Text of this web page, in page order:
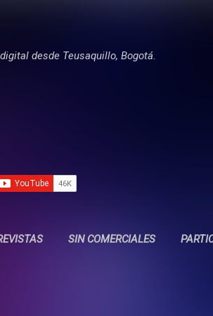
desde Teusaquillo, Bogotá.
SIN COMERCIALES